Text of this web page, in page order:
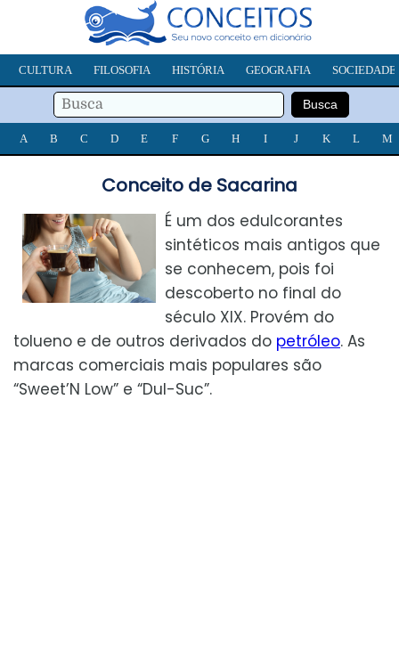
CULTURA FILOSOFIA HISTÓRIA GEOGRAFIA SOCIEDADE
A B C D E F G H I J K L M
Conceito de Sacarina
É um dos edulcorantes
sintéticos mais antigos que
se conhecem, pois foi
descoberto no final do
século XIX. Provém do
tolueno e de outros derivados do petróleo. As
marcas comerciais mais populares são
“Sweet’N Low” e “Dul-Suc”.